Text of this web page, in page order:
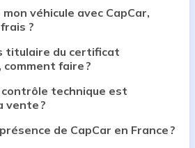
véhicule avec CapCar,
?
titulaire du certificat
faire ?
contrôle technique est
vente ?
de CapCar en France ?